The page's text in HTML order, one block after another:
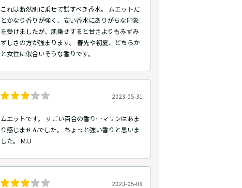
これは断然肌に乗せて試すべき香水。 ムエットだ
とかなり香りが強く、安い香水にありがちな印象
を受けましたが、肌乗せすると甘さよりもみずみ
ずしさの方が強まります。 春先や初夏、どちらか
と女性に似合いそうな香りです。
2023-05-31
ムエットです。 すごい百合の香り…マリンはあま
り感じませんでした。 ちょっと強い香りと思いま
した。 M.U
2023-05-08